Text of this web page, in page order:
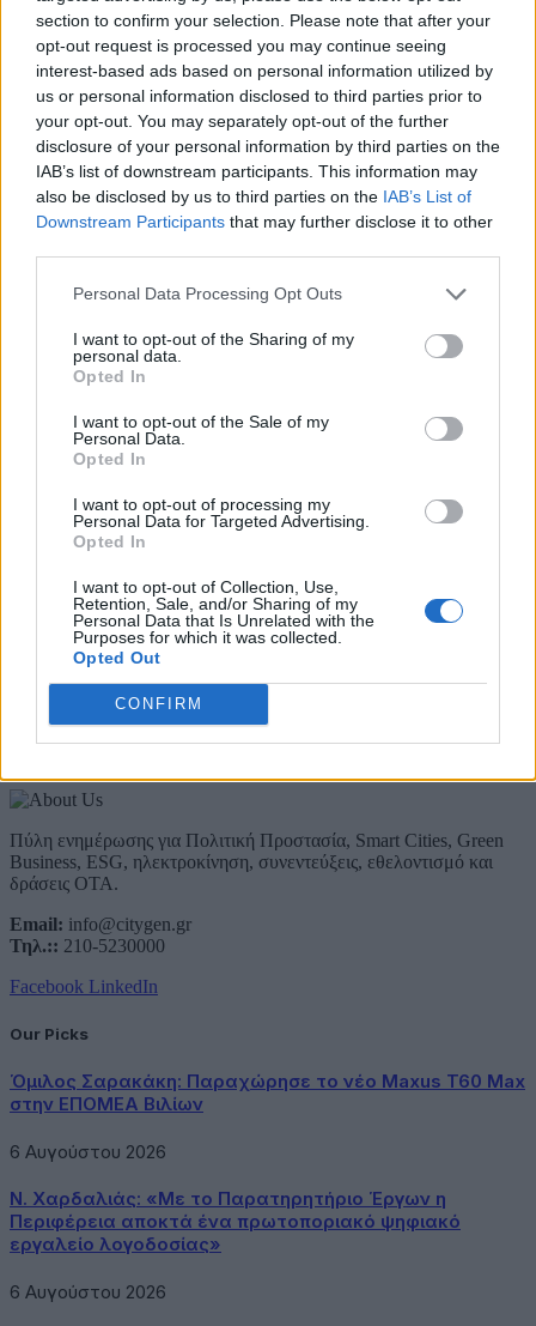
section to confirm your selection. Please note that after your
opt-out request is processed you may continue seeing
interest-based ads based on personal information utilized by
us or personal information disclosed to third parties prior to
your opt-out. You may separately opt-out of the further
disclosure of your personal information by third parties on the
IAB’s list of downstream participants. This information may
also be disclosed by us to third parties on the IAB’s List of
Downstream Participants that may further disclose it to other
Personal Data Processing Opt Outs
I want to opt-out of the Sharing of my
personal data.
Opted In
I want to opt-out of the Sale of my
Personal Data.
Opted In
I want to opt-out of processing my
Personal Data for Targeted Advertising.
Opted In
I want to opt-out of Collection, Use,
Retention, Sale, and/or Sharing of my
Personal Data that Is Unrelated with the
Purposes for which it was collected.
Opted Out
CONFIRM
Περιφέρεια αποκτά ένα πρωτοποριακό ψηφιακό
εργαλείο λογοδοσίας»
6 Αυγούστου 2026
Δήμος Αθηναίων: 43 σχολικές αυλές γίνονται πιο
πράσινες και πιο δροσερές
5 Αυγούστου 2026
ΥΠΕΝ: Διευρύνεται ο κατάλογος των
Προστατευόμενων Τοπίων σε 12
4 Αυγούστου 2026
Λάβετε όλα τα τελευταία νέα από τον χώρο της Πολιτικής
Προστασίας, του ESG, του Green Business και των ΟΤΑ
Συμφωνώ με την Πολιτική Δεδομένων
Πύλη ενημέρωσης για Πολιτική Προστασία, Smart Cities, Green
Business, ESG, ηλεκτροκίνηση, συνεντεύξεις, εθελοντισμό και
δράσεις ΟΤΑ.
Email: info@citygen.gr
Τηλ.:: 210-5230000
Facebook LinkedIn
Our Picks
Όμιλος Σαρακάκη: Παραχώρησε το νέο Maxus T60 Max
στην ΕΠΟΜΕΑ Βιλίων
6 Αυγούστου 2026
Ν. Χαρδαλιάς: «Με το Παρατηρητήριο Έργων η
Περιφέρεια αποκτά ένα πρωτοποριακό ψηφιακό
εργαλείο λογοδοσίας»
6 Αυγούστου 2026